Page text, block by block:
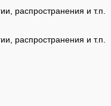
распространения и т.п.
распространения и т.п.